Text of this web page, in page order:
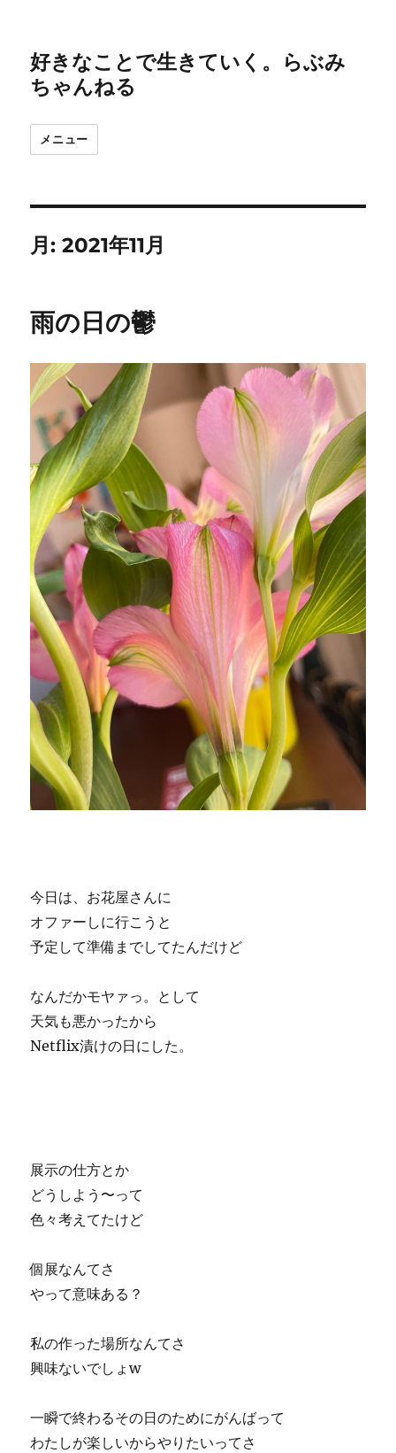
好きなことで生きていく。らぶみ
ちゃんねる
メニュー
月:2021年11月
雨の日の鬱
今日は、お花屋さんに
オファーしに行こうと
予定して準備までしてたんだけど
なんだかモヤァっ。として
天気も悪かったから
Netflix漬けの日にした。
展示の仕方とか
どうしよう〜って
色々考えてたけど
個展なんてさ
やって意味ある？
私の作った場所なんてさ
興味ないでしょw
一瞬で終わるその日のためにがんばって
わたしが楽しいからやりたいってさ